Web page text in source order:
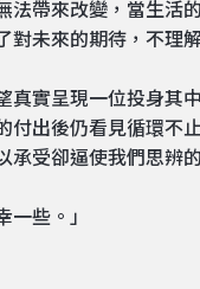
帶來改變，當生活
未來的期待，不理
實呈現一位投身其
出後仍看見循環不
承受卻逼使我們思辨
一些。」